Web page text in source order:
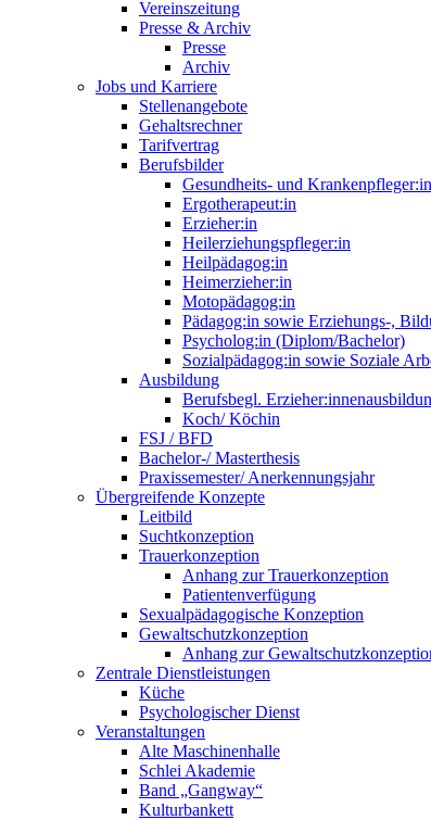
Vereinszeitung
Presse & Archiv
Presse
Archiv
Jobs und Karriere
Stellenangebote
Gehaltsrechner
Tarifvertrag
Berufsbilder
Gesundheits- und Krankenpfleger:in
Ergotherapeut:in
Erzieher:in
Heilerziehungspfleger:in
Heilpädagog:in
Heimerzieher:in
Motopädagog:in
Pädagog:in sowie Erziehungs-,
Psycholog:in (Diplom/Bachelor)
Sozialpädagog:in sowie Soziale
Ausbildung
Berufsbegl.
Koch/ Köchin
FSJ / BFD
Bachelor-/ Masterthesis
Praxissemester/ Anerkennungsjahr
Übergreifende Konzepte
Leitbild
Suchtkonzeption
Trauerkonzeption
Anhang zur Trauerkonzeption
Patientenverfügung
Sexualpädagogische Konzeption
Gewaltschutzkonzeption
Anhang zur
Zentrale Dienstleistungen
Küche
Psychologischer Dienst
Veranstaltungen
Alte Maschinenhalle
Schlei Akademie
Band „Gangway“
Kulturbankett